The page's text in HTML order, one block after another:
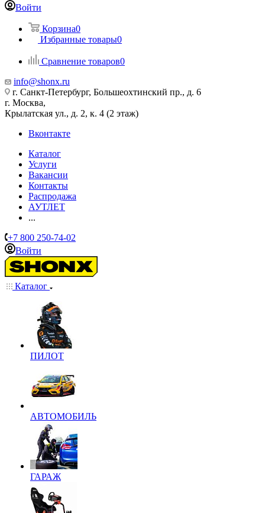
Войти
Корзина0
Избранные товары0
Сравнение товаров0
info@shonx.ru
г. Санкт-Петербург, Большеохтинский пр., д. 6
г. Москва,
Крылатская ул., д. 2, к. 4 (2 этаж)
Вконтакте
Каталог
Услуги
Вакансии
Контакты
Распродажа
АУТЛЕТ
...
+7 800 250-74-02
Войти
Каталог
ПИЛОТ
АВТОМОБИЛЬ
ГАРАЖ